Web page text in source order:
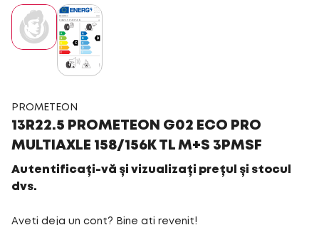
PROMETEON
13R22.5 PROMETEON G02 ECO PRO
MULTIAXLE 158/156K TL M+S 3PMSF
Autentificați-vă și vizualizați prețul și stocul
dvs.
Aveți deja un cont? Bine ați revenit!